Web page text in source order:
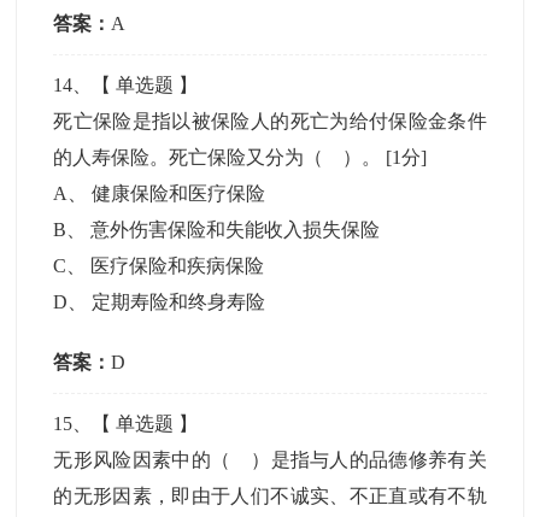
答案： A
14 、【单选题 】
死亡保险是指以被保险人的死亡为给付保险金条件
的人寿保险。死亡保险又分为（ ）。 [1分]
A
、健康保险和医疗保险
B 、意外伤害保险和失能收入损失保险
C
医疗保险和疾病保险
D
定期寿险和终身寿险
答案：D
15 、【单选题 】
无形风险因素中的（ ）是指与人的品德修养有关
的无形因素，即由于人们不诚实、不正直或有不轨